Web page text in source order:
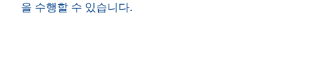
을 수행할 수 있습니다.